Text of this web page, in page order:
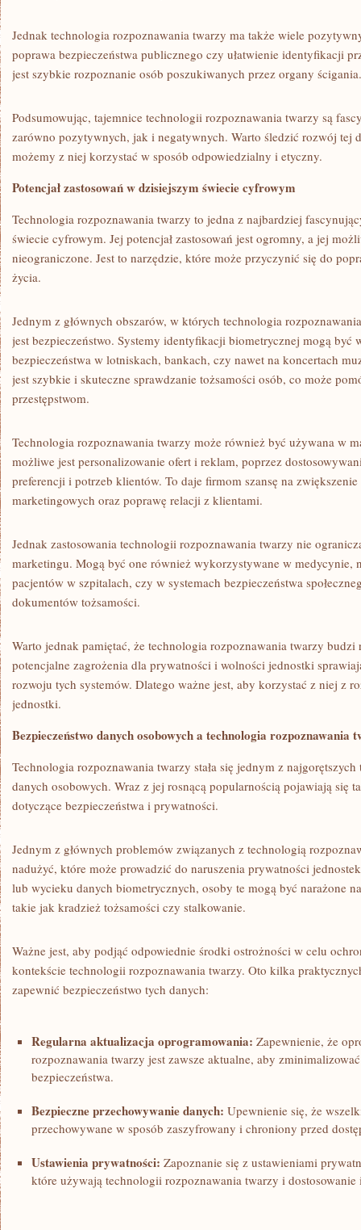
Jednak‍ technologia rozpoznawania twarzy ma‌ także wiele
poprawa bezpieczeństwa‍ publicznego czy ⁢ułatwienie identyfikacji
jest ⁤szybkie rozpoznanie‌ osób poszukiwanych przez organy ścigania.
Podsumowując, tajemnice technologii rozpoznawania twarzy są
zarówno pozytywnych, jak i⁤ negatywnych. Warto ‍śledzić rozwój ‌tej
możemy z niej korzystać w sposób odpowiedzialny i etyczny.
Potencjał zastosowań w dzisiejszym świecie cyfrowym
Technologia rozpoznawania twarzy to jedna z najbardziej
świecie cyfrowym. Jej potencjał zastosowań jest⁤ ogromny, a jej
nieograniczone. Jest to narzędzie, które może przyczynić się do
życia.
Jednym ⁢z głównych obszarów, w których technologia
jest bezpieczeństwo. Systemy identyfikacji ​biometrycznej mogą być
bezpieczeństwa w lotniskach,‍ bankach, czy nawet na koncertach
jest szybkie ‌i skuteczne​ sprawdzanie tożsamości osób, co może
przestępstwom.
Technologia rozpoznawania twarzy może również ⁣być używana w
możliwe jest personalizowanie ofert i reklam, poprzez
preferencji i potrzeb klientów. To daje firmom ‍szansę na
marketingowych oraz poprawę relacji z klientami.
Jednak zastosowania technologii rozpoznawania twarzy nie
marketingu. Mogą ​być one również‍ wykorzystywane w medycynie,
pacjentów w⁢ szpitalach, czy‌ w⁢ systemach‌ bezpieczeństwa
dokumentów tożsamości.
Warto jednak pamiętać, że technologia rozpoznawania twarzy
potencjalne zagrożenia dla prywatności i wolności jednostki
rozwoju tych systemów. Dlatego ważne jest, aby korzystać z niej ‌z
jednostki.
Bezpieczeństwo danych⁢ osobowych ‌a technologia rozpoznawania
Technologia rozpoznawania twarzy stała się jednym z
danych osobowych. Wraz ⁤z jej⁣ rosnącą popularnością pojawiają się
dotyczące bezpieczeństwa i prywatności.
Jednym‍ z głównych problemów​ związanych⁢ z technologią
nadużyć, które⁤ może prowadzić do naruszenia prywatności
⁤lub wycieku danych biometrycznych, osoby te mogą być narażone
takie jak kradzież tożsamości czy stalkowanie.
Ważne jest, aby podjąć odpowiednie środki ostrożności w celu
kontekście technologii rozpoznawania twarzy. Oto kilka
zapewnić bezpieczeństwo tych danych:
Regularna ‌aktualizacja oprogramowania: Zapewnienie, że
rozpoznawania twarzy jest zawsze‍ aktualne, ‍aby
bezpieczeństwa.
Bezpieczne przechowywanie danych: Upewnienie się, ⁤że
przechowywane w sposób⁣ zaszyfrowany‍ i chroniony‍ przed
Ustawienia ⁢prywatności: Zapoznanie się z ustawieniami
które używają technologii rozpoznawania twarzy ⁢i dostosowanie